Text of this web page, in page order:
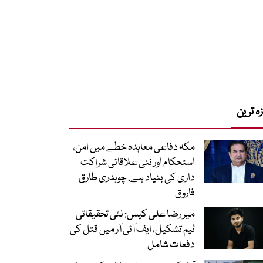
ترین
مکہ دفاعی معاہدہ خطے میں امن،
استحکام اور نئی علاقائی شراکت
داری کی بنیاد ہے، چوہدری طارق
فاروق
میر رضا علی کیس: نئی تحقیقاتی
ٹیم تشکیل، ایف آئی آر میں قتل کی
دفعات شامل